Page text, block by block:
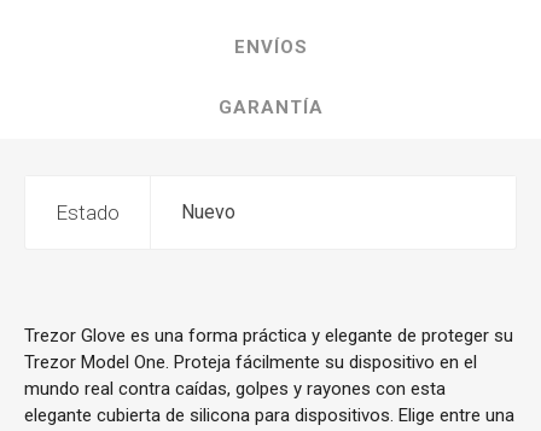
ENVÍOS
GARANTÍA
Estado Nuevo
Trezor Glove es una forma práctica y elegante de proteger su
Trezor Model One. Proteja fácilmente su dispositivo en el
mundo real contra caídas, golpes y rayones con esta
elegante cubierta de silicona para dispositivos. Elige entre una